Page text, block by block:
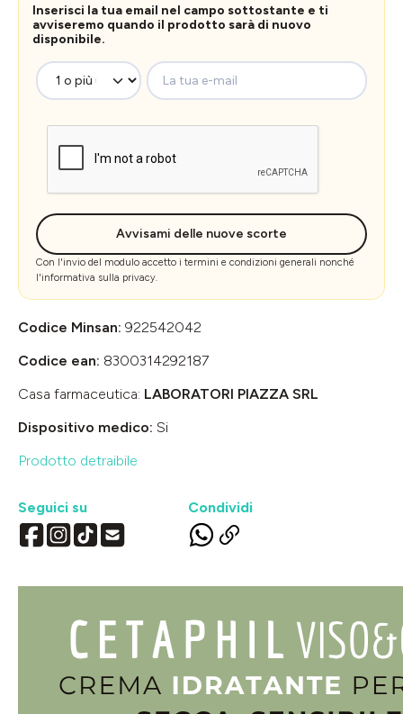
Inserisci la tua email nel campo sottostante e ti
avviseremo quando il prodotto sarà di nuovo
disponibile.
La tua e-mail
Avvisami delle nuove scorte
Con l'invio del modulo accetto i termini e condizioni generali nonché
l'informativa sulla privacy.
Codice Minsan: 922542042
Codice ean: 8300314292187
Casa farmaceutica: LABORATORI PIAZZA SRL
Dispositivo medico: Si
Prodotto detraibile
Seguici su Condividi